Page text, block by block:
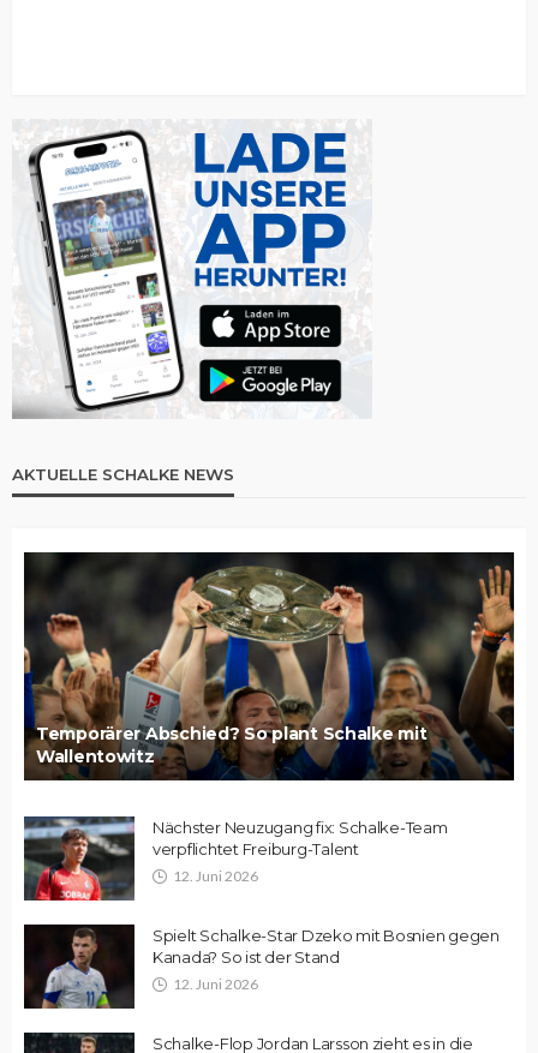
AKTUELLE SCHALKE NEWS
Temporärer Abschied? So plant Schalke mit
Wallentowitz
Nächster Neuzugang fix: Schalke-Team
verpflichtet Freiburg-Talent
12. Juni 2026
Spielt Schalke-Star Dzeko mit Bosnien gegen
Kanada? So ist der Stand
12. Juni 2026
Schalke-Flop Jordan Larsson zieht es in die